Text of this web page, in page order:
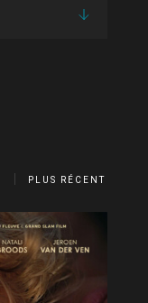
PLUS RÉCENT